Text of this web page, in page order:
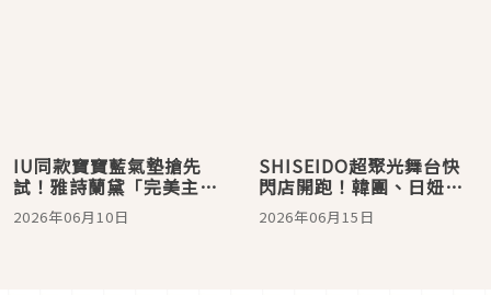
IU同款寶寶藍氣墊搶先
試！雅詩蘭黛「完美主
場」快閃店進駐A11，超強
骨相分析、巨無霸人生四
2026年06月10日
SHISEIDO超聚光舞台快
閃店開跑！韓團、日妞級
底妝體驗、專業攝影拍美
照，還送限量香水與棉花
2026年06月15日